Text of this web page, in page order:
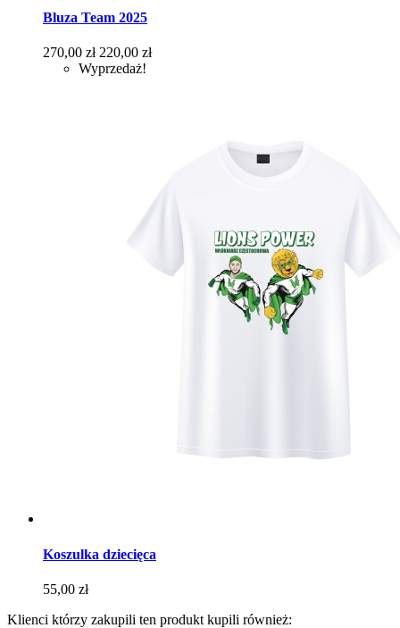
Bluza Team 2025
Cena
podstawowa
270,00 zł Cena
220,00 zł
Wyprzedaż!
Koszulka dziecięca
Cena
55,00 zł
Klienci którzy zakupili ten produkt kupili również: